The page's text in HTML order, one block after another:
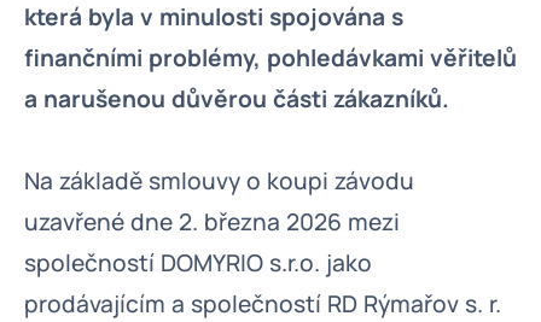
která byla v minulosti spojována s
finančními problémy, pohledávkami věřitelů
a narušenou důvěrou části zákazníků.
Na základě smlouvy o koupi závodu
uzavřené dne 2. března 2026 mezi
společností DOMYRIO s.r.o. jako
prodávajícím a společností RD Rýmařov s. r.